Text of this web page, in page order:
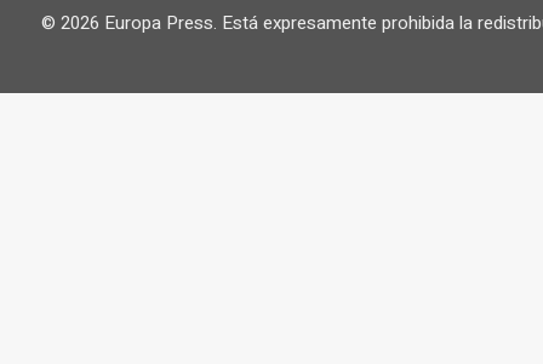
© 2026 Europa Press. Está expresamente prohibida la